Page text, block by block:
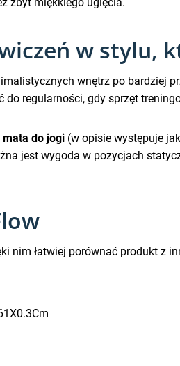
w stylu,
wnętrz po bardziej
regularności, gdy sprzęt
mata do jogi (w opisie występuje
jest wygoda w pozycjach
nim łatwiej porównać produkt z